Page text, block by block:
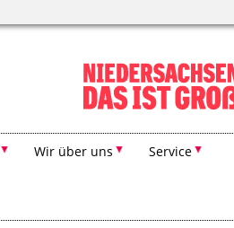
Wir über uns Service